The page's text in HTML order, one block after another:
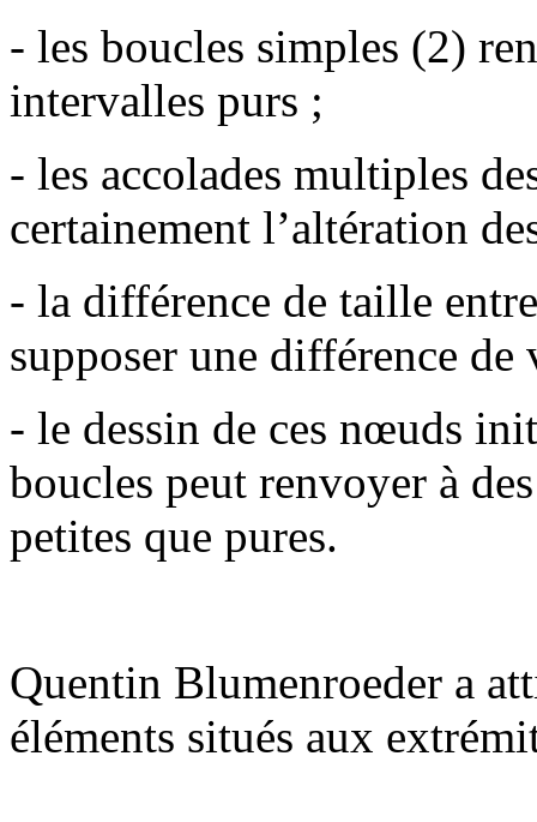
- les boucles simples (2)
intervalles purs ;
- les accolades multiples
certainement l’altération
- la différence de taille
supposer une différence de
- le dessin de ces nœuds
boucles peut renvoyer à
petites que pures.
Quentin Blumenroeder a
éléments situés aux